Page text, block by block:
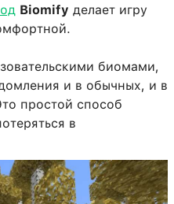
Biomify делает игру
биомами,
и в обычных, и в
простой способ
в